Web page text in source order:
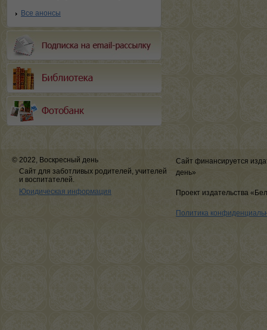
Все анонсы
© 2022, Воскресный день
Сайт для заботливых родителей, учителей
и воспитателей.
Юридическая информация
Сайт финансируется
день»
Проект издательства
Политика